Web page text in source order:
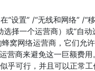
设置” /“无线和网络” /“
选择一个运营商）或“自动
窝网络运营商，它们允
营商来避免这一巨额费用
乎可行，并且可以正常